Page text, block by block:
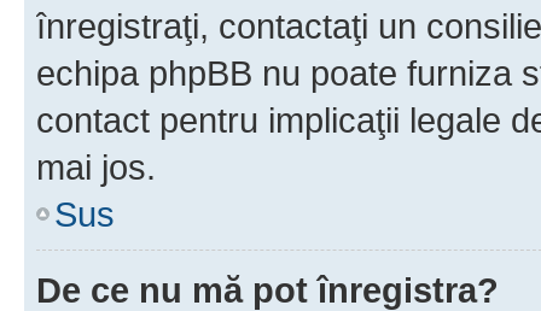
înregistraţi, contactaţi un
echipa phpBB nu poate furniza
contact pentru implicaţii legale
mai jos.
Sus
De ce nu mă pot înregistra?